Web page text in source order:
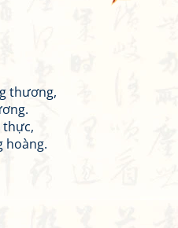
thương,
thực,
hoàng.